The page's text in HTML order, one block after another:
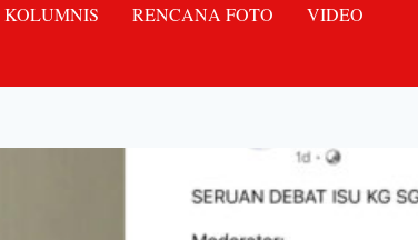
KOLUMNIS RENCANA FOTO VIDEO